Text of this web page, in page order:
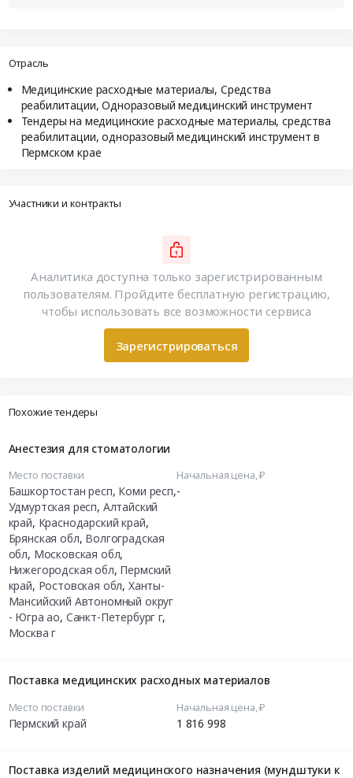
Отрасль
Медицинские расходные материалы, Средства
реабилитации, Одноразовый медицинский инструмент
Тендеры на медицинские расходные материалы, средства
реабилитации, одноразовый медицинский инструмент в
Пермском крае
Участники и контракты
Аналитика доступна только зарегистрированным
пользователям. Пройдите бесплатную регистрацию,
чтобы использовать все возможности сервиса
Зарегистрироваться
Похожие тендеры
Анестезия для стоматологии
Место поставки
Башкортостан респ, Коми респ,
Удмуртская респ, Алтайский
край, Краснодарский край,
Брянская обл, Волгоградская
обл, Московская обл,
Нижегородская обл, Пермский
край, Ростовская обл, Ханты-
Мансийский Автономный округ
- Югра ао, Санкт-Петербург г,
Москва г
Начальная цена, ₽
-
Поставка медицинских расходных материалов
Место поставки
Пермский край
Начальная цена, ₽
1 816 998
Поставка изделий медицинского назначения (мундштуки к